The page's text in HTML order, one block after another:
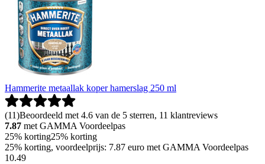
Hammerite metaallak koper hamerslag 250 ml
(11)Beoordeeld met 4.6 van de 5 sterren, 11 klantreviews
7.87 met GAMMA Voordeelpas
25% korting25% korting
25% korting, voordeelprijs: 7.87 euro met GAMMA Voordeelpas
10.49